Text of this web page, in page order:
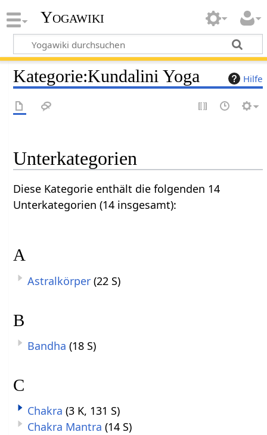
Yogawiki
Hilfe
Kategorie:Kundalini Yoga
Unterkategorien
Diese Kategorie enthält die folgenden 14
Unterkategorien (14 insgesamt):
A
Astralkörper (22 S)
B
Bandha (18 S)
C
Chakra (3 K, 131 S)
Chakra Mantra (14 S)